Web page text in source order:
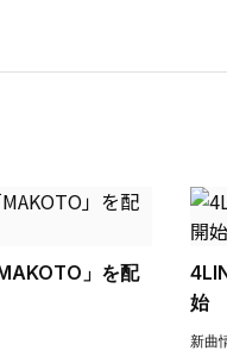
」を配
始
新曲